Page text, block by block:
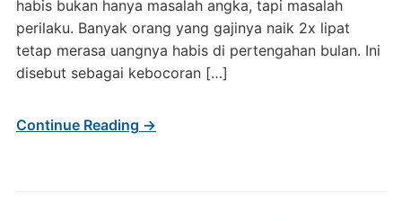
habis bukan hanya masalah angka, tapi masalah
perilaku. Banyak orang yang gajinya naik 2x lipat
tetap merasa uangnya habis di pertengahan bulan. Ini
disebut sebagai kebocoran […]
Continue Reading →